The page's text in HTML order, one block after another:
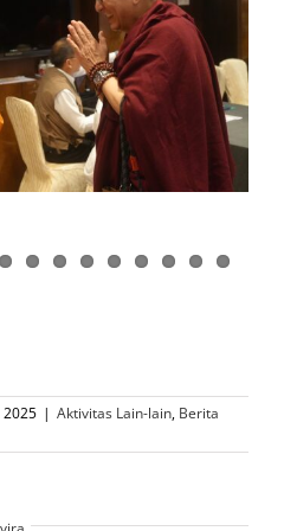
2025 | Aktivitas Lain-lain, Berita